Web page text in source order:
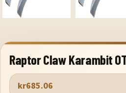
Raptor Claw Karambit
kr685.06